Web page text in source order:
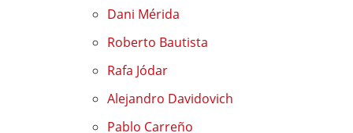
Dani Mérida
Roberto Bautista
Rafa Jódar
Alejandro Davidovich
Pablo Carreño